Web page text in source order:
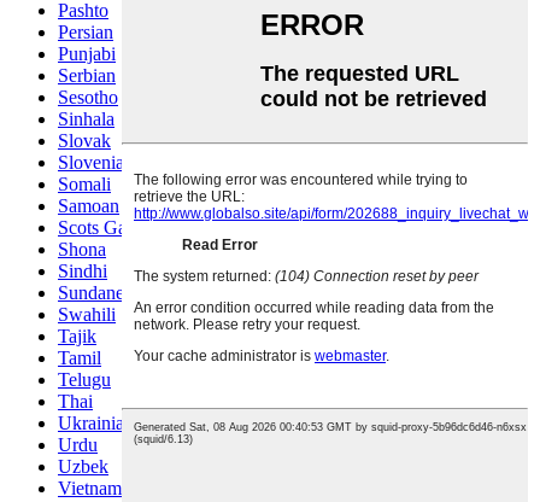
Pashto
Persian
Punjabi
Serbian
Sesotho
Sinhala
Slovak
Slovenian
Somali
Samoan
Scots Gaelic
Shona
Sindhi
Sundanese
Swahili
Tajik
Tamil
Telugu
Thai
Ukrainian
Urdu
Uzbek
Vietnamese